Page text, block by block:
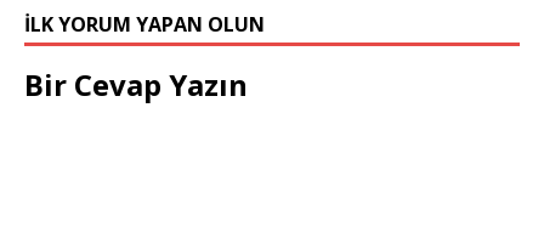
İLK YORUM YAPAN OLUN
Bir Cevap Yazın